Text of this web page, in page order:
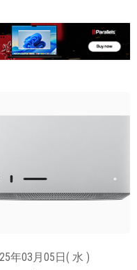
年03月05日( 水 )